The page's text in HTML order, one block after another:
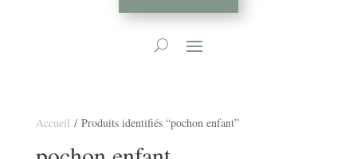
Accueil / Produits identifiés “pochon enfant”